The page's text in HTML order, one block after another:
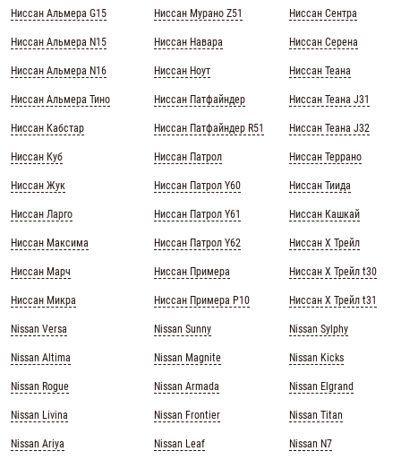
Ниссан Альмера G15
Ниссан Альмера N15
Ниссан Альмера N16
Ниссан Альмера Тино
Ниссан Кабстар
Ниссан Куб
Ниссан Жук
Ниссан Ларго
Ниссан Максима
Ниссан Марч
Ниссан Микра
Nissan Versa
Nissan Altima
Nissan Rogue
Nissan Livina
Nissan Ariya
Ниссан Мурано Z51
Ниссан Навара
Ниссан Ноут
Ниссан Патфайндер
Ниссан Патфайндер R51
Ниссан Патрол
Ниссан Патрол Y60
Ниссан Патрол Y61
Ниссан Патрол Y62
Ниссан Примера
Ниссан Примера Р10
Nissan Sunny
Nissan Magnite
Nissan Armada
Nissan Frontier
Nissan Leaf
Ниссан Сентра
Ниссан Серена
Ниссан Теана
Ниссан Теана J31
Ниссан Теана J32
Ниссан Террано
Ниссан Тиида
Ниссан Кашкай
Ниссан Х Трейл
Ниссан Х Трейл t30
Ниссан Х Трейл t31
Nissan Sylphy
Nissan Kicks
Nissan Elgrand
Nissan Titan
Nissan N7